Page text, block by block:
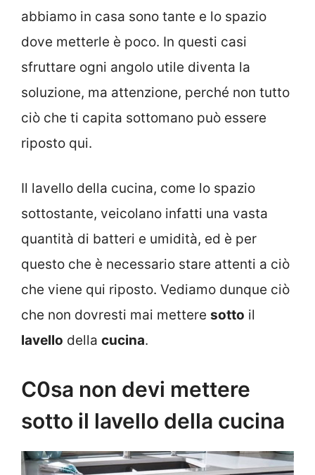
abbiamo in casa sono tante e lo spazio
dove metterle è poco. In questi casi
sfruttare ogni angolo utile diventa la
soluzione, ma attenzione, perché non tutto
ciò che ti capita sottomano può essere
riposto qui.
Il lavello della cucina, come lo spazio
sottostante, veicolano infatti una vasta
quantità di batteri e umidità, ed è per
questo che è necessario stare attenti a ciò
che viene qui riposto. Vediamo dunque ciò
che non dovresti mai mettere sotto il
lavello della cucina.
C0sa non devi mettere
sotto il lavello della cucina